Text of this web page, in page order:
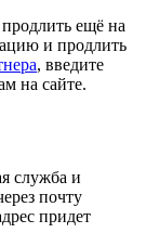
ещё на
и продлить
, введите
на сайте.
служба и
почту
придет